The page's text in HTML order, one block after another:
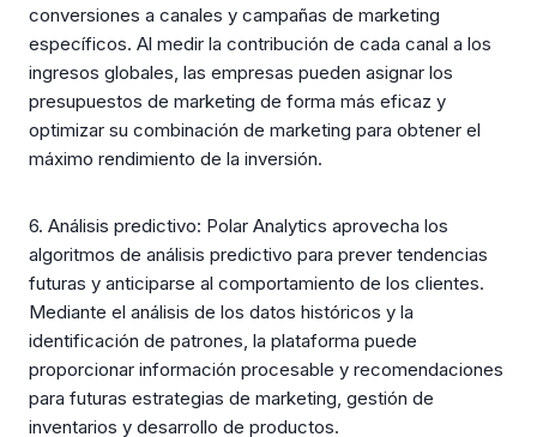
conversiones a canales y campañas de marketing
específicos. Al medir la contribución de cada canal a los
ingresos globales, las empresas pueden asignar los
presupuestos de marketing de forma más eficaz y
optimizar su combinación de marketing para obtener el
máximo rendimiento de la inversión.
6. Análisis predictivo: Polar Analytics aprovecha los
algoritmos de análisis predictivo para prever tendencias
futuras y anticiparse al comportamiento de los clientes.
Mediante el análisis de los datos históricos y la
identificación de patrones, la plataforma puede
proporcionar información procesable y recomendaciones
para futuras estrategias de marketing, gestión de
inventarios y desarrollo de productos.